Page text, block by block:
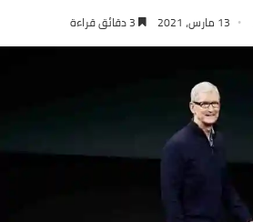
13 مارس، 2021